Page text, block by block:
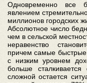
Одновременно все
явлением
миллионов городских
Абсолютное число
чем в сельской
неравенство
причем самые
с низким уровнем
больше
сложной остается